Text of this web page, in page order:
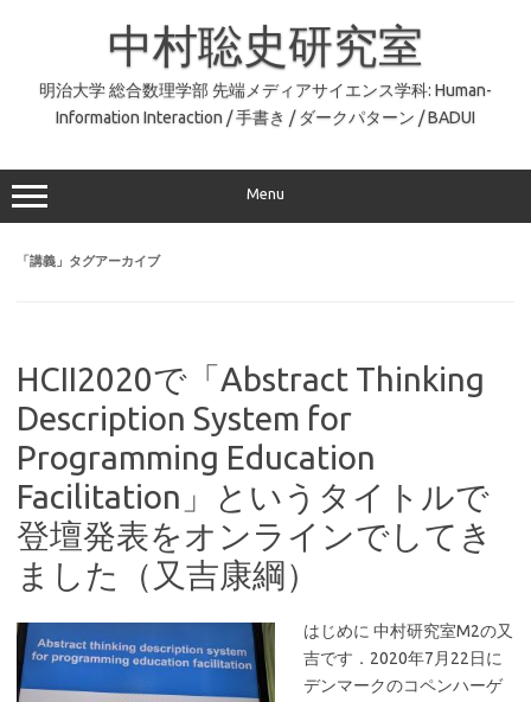
中村聡史研究室
明治大学 総合数理学部 先端メディアサイエンス学科: Human-
Information Interaction / 手書き / ダークパターン / BADUI
Menu
「講義 」タグアーカイブ
HCII2020で「Abstract Thinking
Description System for
Programming Education
Facilitation」というタイトルで
登壇発表をオンラインでしてき
ました（又吉康綱）
はじめに 中村研究室M2の又
吉です．2020年7月22日に
デンマークのコペンハーゲ